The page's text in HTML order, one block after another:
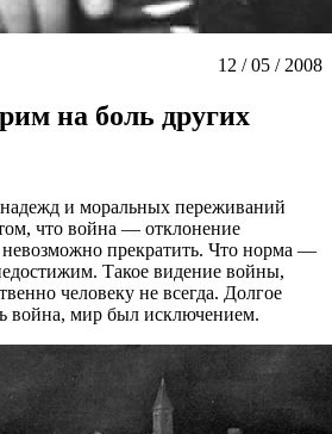
12 / 05 / 2008
на боль других
и моральных переживаний
что война — отклонение
прекратить. Что норма —
Такое видение войны,
человеку не всегда. Долгое
война, мир был исключением.